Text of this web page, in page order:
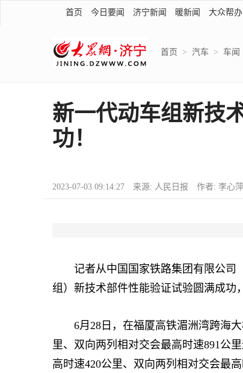
首页 今日要闻 济宁新闻 暖新闻 大众帮办
首页 > 汽车 > 车闻
新一代动车组新技
功！
2023-07-03 09:14:27 来源: 人民日报 作者: 李心萍
记者从中国国家铁路集团有限公司（
组）新技术部件性能验证试验圆满成功
6月28日，在福厦高铁湄洲湾跨海大
里、双向两列相对交会最高时速891公
高时速420公里、双向两列相对交会最